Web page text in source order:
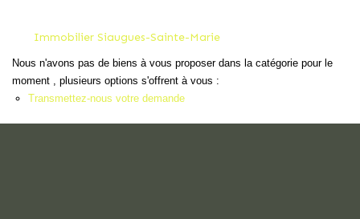
Dossier De Candidature
Immobilier Siaugues-Sainte-Marie
Nous n'avons pas de biens à vous proposer dans la catégorie pour le
moment , plusieurs options s'offrent à vous :
Transmettez-nous votre demande